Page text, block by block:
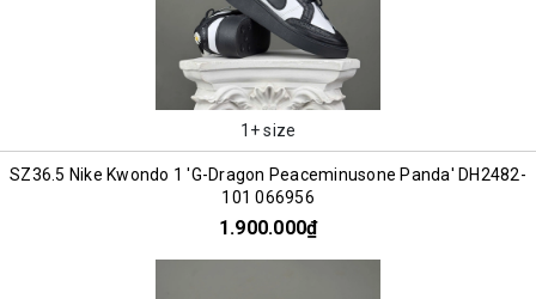
1+ size
SZ36.5 Nike Kwondo 1 'G-Dragon Peaceminusone Panda' DH2482-
101 066956
1.900.000₫